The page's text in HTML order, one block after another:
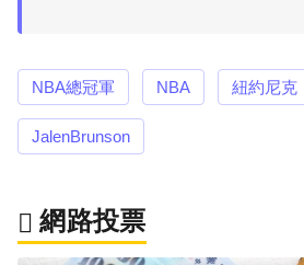
NBA總冠軍 NBA 紐約尼克
JalenBrunson
網路投票